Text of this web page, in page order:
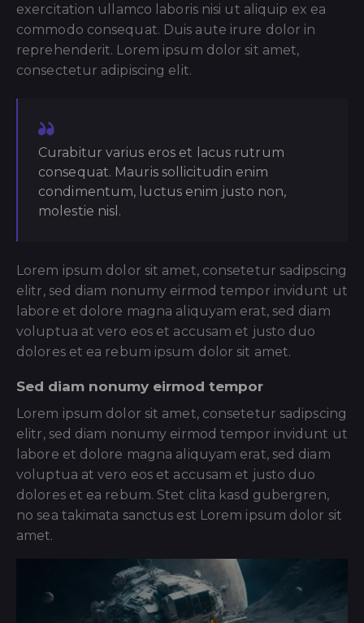
exercitation ullamco laboris nisi ut aliquip ex ea
commodo consequat. Duis aute irure dolor in
reprehenderit. Lorem ipsum dolor sit amet,
consectetur adipiscing elit.
Curabitur varius eros et lacus rutrum
consequat. Mauris sollicitudin enim
condimentum, luctus enim justo non,
molestie nisl.
Lorem ipsum dolor sit amet, consetetur sadipscing
elitr, sed diam nonumy eirmod tempor invidunt ut
labore et dolore magna aliquyam erat, sed diam
voluptua at vero eos et accusam et justo duo
dolores et ea rebum ipsum dolor sit amet.
Sed diam nonumy eirmod tempor
Lorem ipsum dolor sit amet, consetetur sadipscing
elitr, sed diam nonumy eirmod tempor invidunt ut
labore et dolore magna aliquyam erat, sed diam
voluptua at vero eos et accusam et justo duo
dolores et ea rebum. Stet clita kasd gubergren,
no sea takimata sanctus est Lorem ipsum dolor sit
amet.